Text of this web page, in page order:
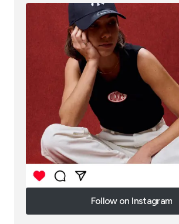
Follow on Instagram
Follow on Instagram